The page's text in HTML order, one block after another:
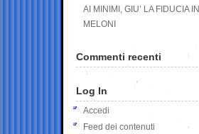
AI MINIMI, GIU’ LA FIDUCIA IN
MELONI
Commenti recenti
Log In
Accedi
Feed dei contenuti